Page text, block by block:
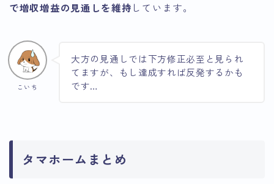
で増収増益の見通しを維持 しています。
こいち
大方の見通しでは下方修正必至と見られ
てますが、もし達成すれば反発するかも
です…
タマホームまとめ